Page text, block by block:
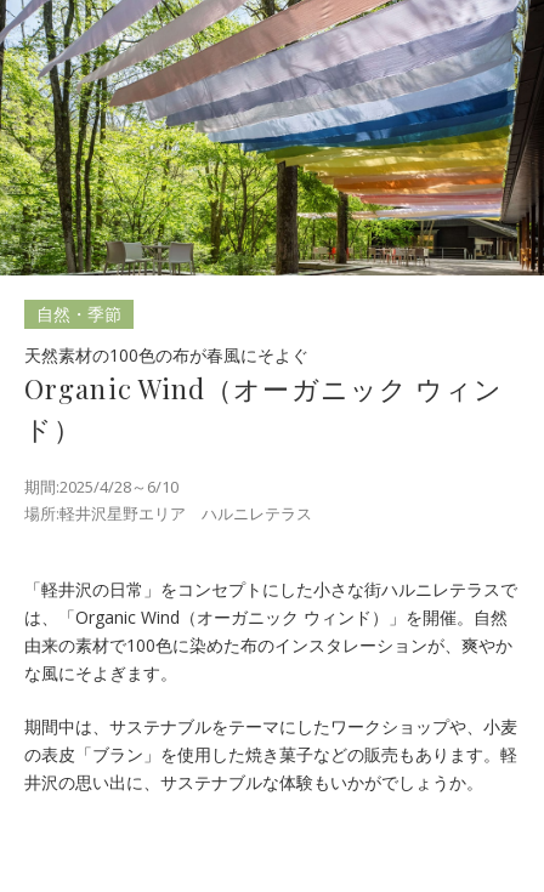
自然・季節
天然素材の100色の布が春風にそよぐ
Organic Wind（オーガニック ウィン
ド）
期間:2025/4/28～6/10
場所:軽井沢星野エリア ハルニレテラス
「軽井沢の日常」をコンセプトにした小さな街ハルニレテラスで
は、「Organic Wind（オーガニック ウィンド）」を開催。自然
由来の素材で100色に染めた布のインスタレーションが、爽やか
な風にそよぎます。
期間中は、サステナブルをテーマにしたワークショップや、小麦
の表皮「ブラン」を使用した焼き菓子などの販売もあります。軽
井沢の思い出に、サステナブルな体験もいかがでしょうか。